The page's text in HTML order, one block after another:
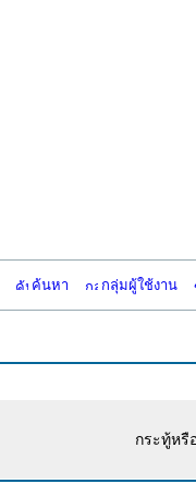
ค้นหา กลุ่มผู้ใช้งาน
กระทู้หรื